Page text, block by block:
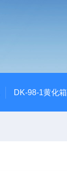
DK-98-1黄化箱